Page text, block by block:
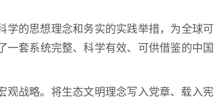
学的思想理念和务实的实践举措，为全球可
套系统完整、科学有效、可供借鉴的中国
战略。将生态文明理念写入党章、载入宪